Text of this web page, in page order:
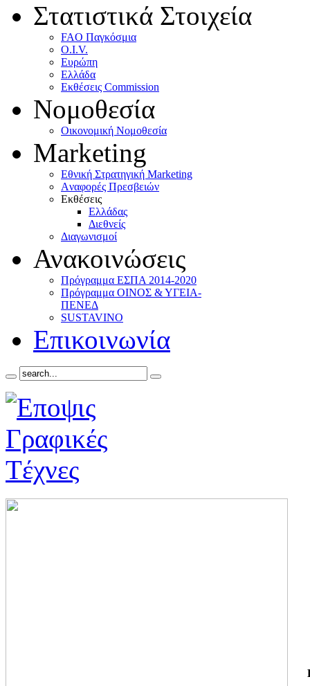
Στατιστικά Στοιχεία
FAO Παγκόσμια
O.I.V.
Ευρώπη
Ελλάδα
Eκθέσεις Commission
Νομοθεσία
Οικονομική Νομοθεσία
Marketing
Eθνική Στρατηγική Marketing
Aναφορές Πρεσβειών
Eκθέσεις
Eλλάδας
Διεθνείς
Διαγωνισμοί
Ανακοινώσεις
Πρόγραμμα ΕΣΠΑ 2014-2020
Πρόγραμμα ΟΙΝΟΣ & ΥΓΕΙΑ-
ΠΕΝΕΔ
SUSTAVINO
Επικοινωνία